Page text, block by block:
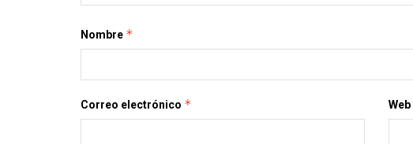
Nombre *
Correo electrónico * Web